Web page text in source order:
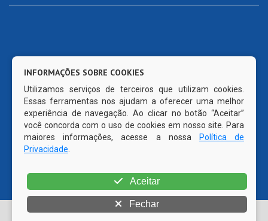
© Copyright 2026 Prefeitura Municipal de Primavera | Todos
os direitos reservados | CMS código aberto WordPress
INFORMAÇÕES SOBRE COOKIES
Utilizamos serviços de terceiros que utilizam cookies.
Essas ferramentas nos ajudam a oferecer uma melhor
experiência de navegação. Ao clicar no botão “Aceitar”
você concorda com o uso de cookies em nosso site. Para
maiores informações, acesse a nossa
Política de
Privacidade
Aceitar
Fechar